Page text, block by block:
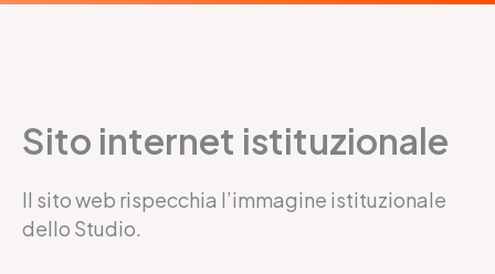
Sito internet istituzionale
Il sito web rispecchia l’immagine istituzionale
dello Studio.